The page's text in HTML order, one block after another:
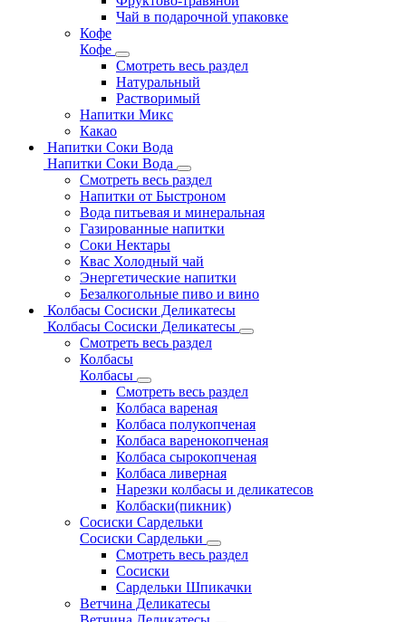
Чай в подарочной упаковке
Кофе
Кофе
Смотреть весь раздел
Натуральный
Растворимый
Напитки Микс
Какао
Напитки Соки Вода
Напитки Соки Вода
Смотреть весь раздел
Напитки от Быстроном
Вода питьевая и минеральная
Газированные напитки
Соки Нектары
Квас Холодный чай
Энергетические напитки
Безалкогольные пиво и вино
Колбасы Сосиски Деликатесы
Колбасы Сосиски Деликатесы
Смотреть весь раздел
Колбасы
Колбасы
Смотреть весь раздел
Колбаса вареная
Колбаса полукопченая
Колбаса варенокопченая
Колбаса сырокопченая
Колбаса ливерная
Нарезки колбасы и деликатесов
Колбаски(пикник)
Сосиски Сардельки
Сосиски Сардельки
Смотреть весь раздел
Сосиски
Сардельки Шпикачки
Ветчина Деликатесы